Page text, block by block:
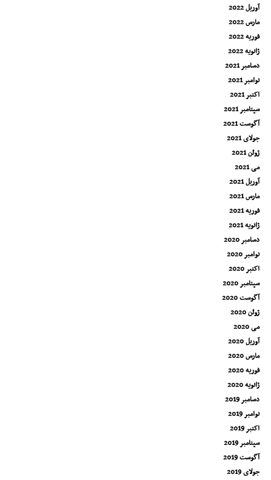
آوریل 2022
مارس 2022
فوریه 2022
ژانویه 2022
دسامبر 2021
نوامبر 2021
اکتبر 2021
سپتامبر 2021
آگوست 2021
جولای 2021
ژوئن 2021
می 2021
آوریل 2021
مارس 2021
فوریه 2021
ژانویه 2021
دسامبر 2020
نوامبر 2020
اکتبر 2020
سپتامبر 2020
آگوست 2020
ژوئن 2020
می 2020
آوریل 2020
مارس 2020
فوریه 2020
ژانویه 2020
دسامبر 2019
نوامبر 2019
اکتبر 2019
سپتامبر 2019
آگوست 2019
جولای 2019